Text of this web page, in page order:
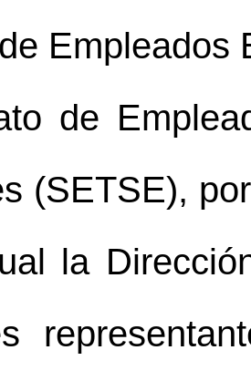
Empleados
de
(SETSE),
la